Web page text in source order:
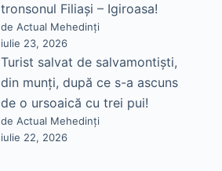
tronsonul Filiași – Igiroasa!
de Actual Mehedinți
iulie 23, 2026
Turist salvat de salvamontiști,
din munți, după ce s-a ascuns
de o ursoaică cu trei pui!
de Actual Mehedinți
iulie 22, 2026